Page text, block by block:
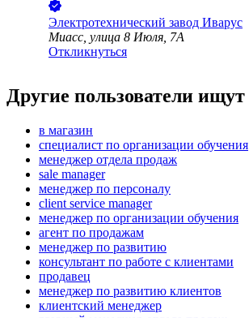
Электротехнический завод Иварус
Миасс, улица 8 Июля, 7А
Откликнуться
Другие пользователи ищут
в магазин
специалист по организации обучения
менеджер отдела продаж
sale manager
менеджер по персоналу
client service manager
менеджер по организации обучения
агент по продажам
менеджер по развитию
консультант по работе с клиентами
продавец
менеджер по развитию клиентов
клиентский менеджер